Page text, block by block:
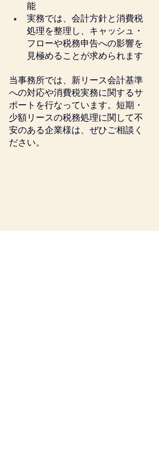
能
実務では、会計方針と消費税
処理を整理し、キャッシュ・
フローや税務申告への影響を
見極めることが求められます
当事務所では、新リース会計基準
への対応や消費税実務に関するサ
ポートを行なっています。短期・
少額リースの税務処理に関して不
安のある企業様は、ぜひご相談く
ださい。